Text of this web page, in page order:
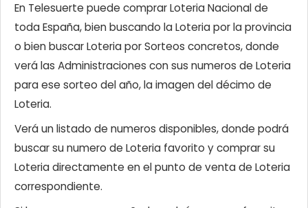
En Telesuerte puede comprar Loteria Nacional de
toda España, bien buscando la Loteria por la provincia
o bien buscar Loteria por Sorteos concretos, donde
verá las Administraciones con sus numeros de Loteria
para ese sorteo del año, la imagen del décimo de
Loteria.
Verá un listado de numeros disponibles, donde podrá
buscar su numero de Loteria favorito y comprar su
Loteria directamente en el punto de venta de Loteria
correspondiente.